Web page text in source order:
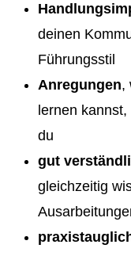
deinen
Führungsstil
Anregungen,
lernen
du
gut
gleichzeitig